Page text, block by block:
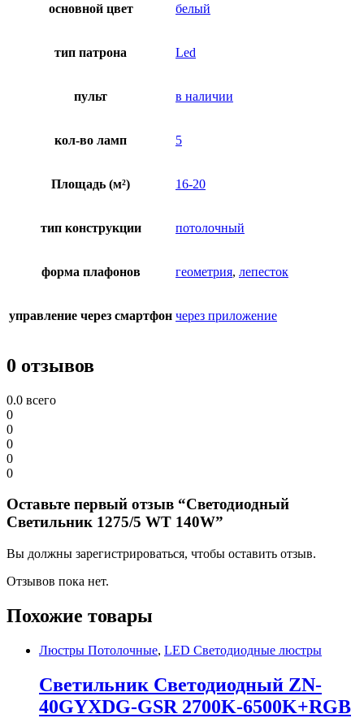
основной цвет белый
тип патрона Led
пульт в наличии
кол-во ламп 5
Площадь (м²) 16-20
тип конструкции потолочный
форма плафонов геометрия, лепесток
управление через смартфон через приложение
0 отзывов
0.0 всего
0
0
0
0
0
Оставьте первый отзыв “Светодиодный
Светильник 1275/5 WT 140W”
Вы должны зарегистрироваться, чтобы оставить отзыв.
Отзывов пока нет.
Похожие товары
Люстры Потолочные, LED Светодиодные люстры
Светильник Светодиодный ZN-
40GYXDG-GSR 2700K-6500K+RGB